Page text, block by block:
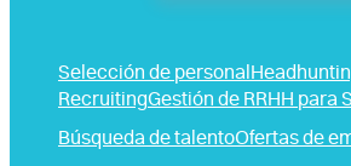
Selección de personal
RecruitingGestión de RRHH para
Búsqueda de talentoOfertas de